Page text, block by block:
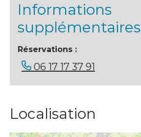
Informations
supplémentaires
Réservations :
06 17 17 37 91
Localisation